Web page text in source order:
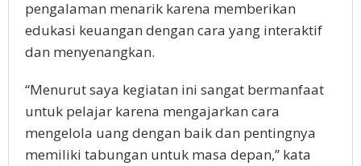
pengalaman menarik karena memberikan
edukasi keuangan dengan cara yang interaktif
dan menyenangkan.
“Menurut saya kegiatan ini sangat bermanfaat
untuk pelajar karena mengajarkan cara
mengelola uang dengan baik dan pentingnya
memiliki tabungan untuk masa depan,” kata